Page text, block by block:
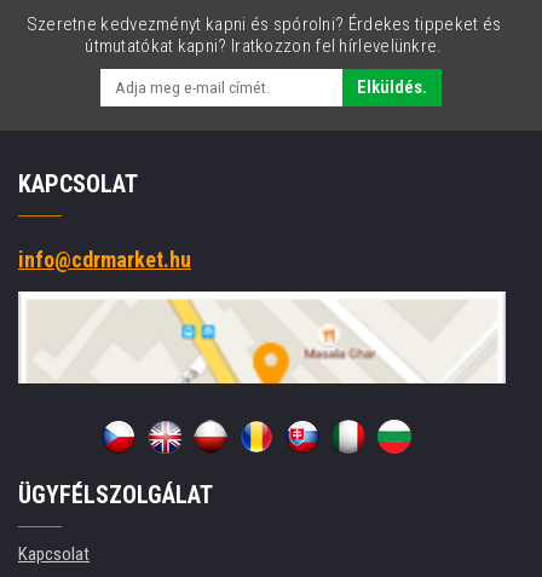
Szeretne kedvezményt kapni és spórolni? Érdekes tippeket és
útmutatókat kapni? Iratkozzon fel hírlevelünkre.
Elküldés.
KAPCSOLAT
info@cdrmarket.hu
ÜGYFÉLSZOLGÁLAT
Kapcsolat